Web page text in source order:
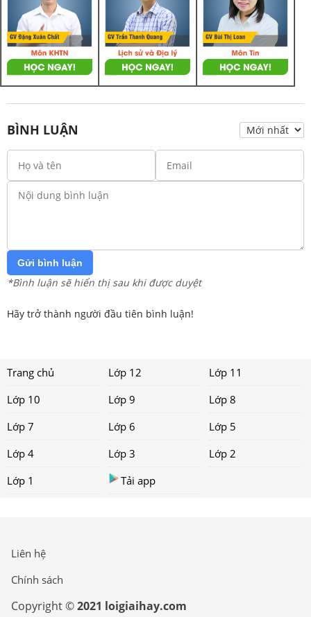
BÌNH LUẬN
Gửi bình luận
*Bình luận sẽ hiển thị sau khi được duyệt
Hãy trở thành người đầu tiên bình luận!
Trang chủ Lớp 12
Lớp 11
Lớp 10
Lớp 9
Lớp 8
Lớp 7
Lớp 6
Lớp 5
Lớp 4
Lớp 3
Lớp 2
Lớp 1
Tải app
Liên hệ
Chính sách
Copyright ©2021 loigiaihay.com